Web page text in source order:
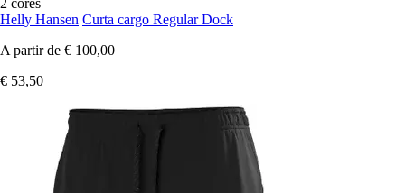
Helly Hansen Curta cargo Regular Dock
A partir de € 100,00
€ 53,50